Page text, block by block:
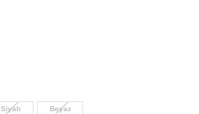
Siyah Beyaz